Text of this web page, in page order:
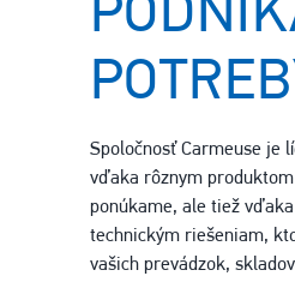
Spoločnosť Carmeuse je
vďaka rôznym
ponúkame, ale tiež
technickým riešeniam,
vašich prevádzok,